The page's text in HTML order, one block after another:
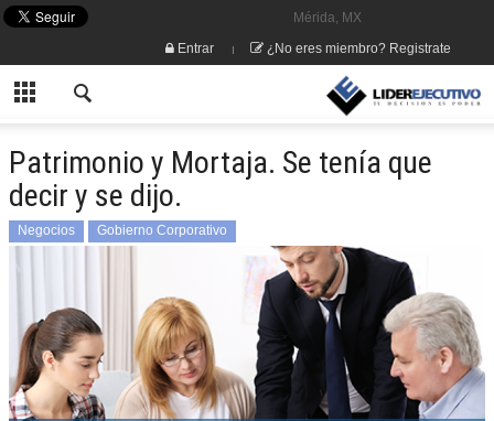
Mérida, MX
Entrar
¿No eres miembro? Registrate
Patrimonio y Mortaja. Se tenía que
decir y se dijo.
Negocios Gobierno Corporativo